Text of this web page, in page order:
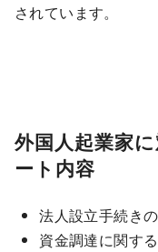
されています。
外国人起業家
ート内容
法人設立手続き
資金調達に関す